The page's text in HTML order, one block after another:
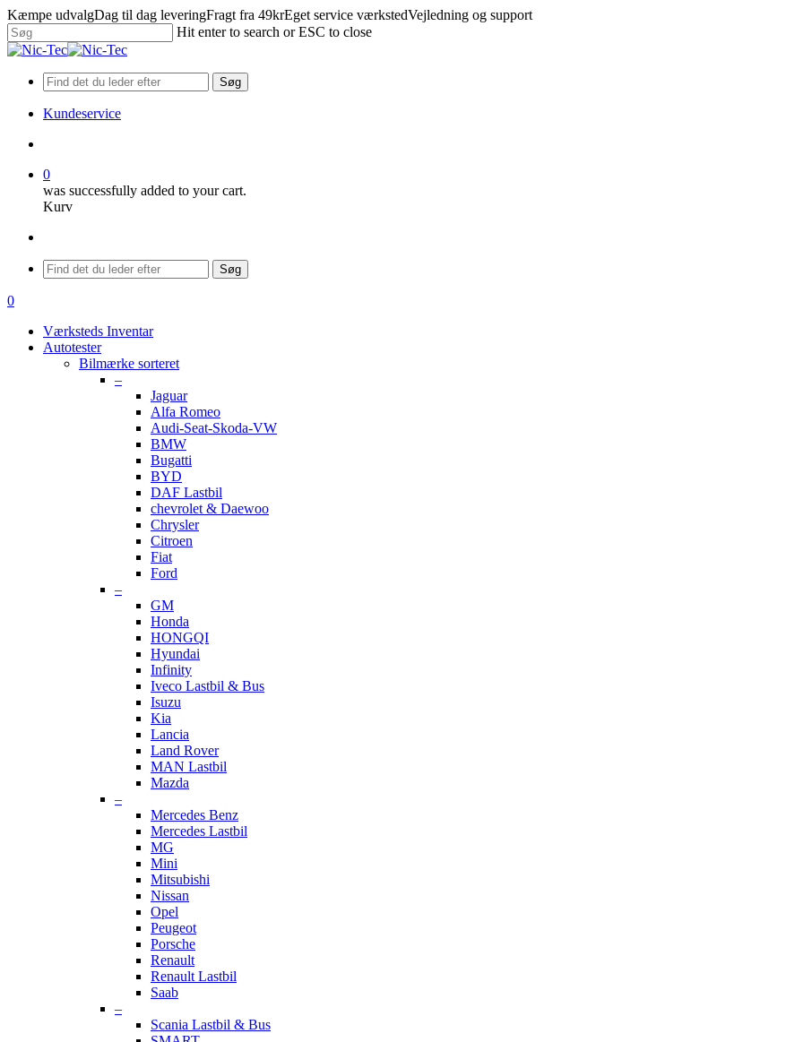
Skip
to
main
Kæmpe udvalgDag til dag leveringFragt fra 49krEget service værkstedVejledning og support
Hit enter to search or ESC to close
Close
Søg
Kundeservice
0
was successfully added to your cart.
Kurv
Menu
Søg
search
0
Værksteds Inventar
Autotester
Bilmærke sorteret
–
Jaguar
Alfa Romeo
Audi-Seat-Skoda-VW
BMW
Bugatti
BYD
DAF Lastbil
chevrolet & Daewoo
Chrysler
Citroen
Fiat
Ford
–
GM
Honda
HONGQI
Hyundai
Infinity
Iveco Lastbil & Bus
Isuzu
Kia
Lancia
Land Rover
MAN Lastbil
Mazda
–
Mercedes Benz
Mercedes Lastbil
MG
Mini
Mitsubishi
Nissan
Opel
Peugeot
Porsche
Renault
Renault Lastbil
Saab
–
Scania Lastbil & Bus